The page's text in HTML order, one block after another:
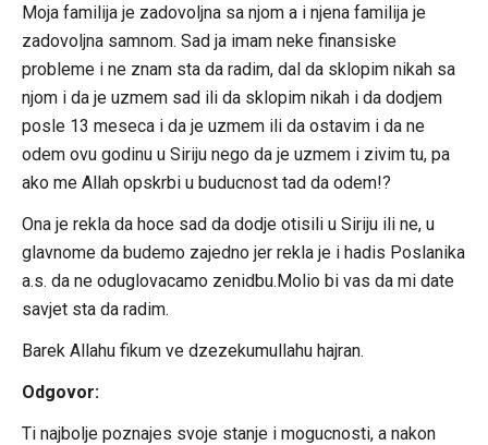
Moja familija je zadovoljna sa njom a i njena familija je
zadovoljna samnom. Sad ja imam neke finansiske
probleme i ne znam sta da radim, dal da sklopim nikah sa
njom i da je uzmem sad ili da sklopim nikah i da dodjem
posle 13 meseca i da je uzmem ili da ostavim i da ne
odem ovu godinu u Siriju nego da je uzmem i zivim tu, pa
ako me Allah opskrbi u buducnost tad da odem!?
Ona je rekla da hoce sad da dodje otisili u Siriju ili ne, u
glavnome da budemo zajedno jer rekla je i hadis Poslanika
a.s. da ne oduglovacamo zenidbu.Molio bi vas da mi date
savjet sta da radim.
Barek Allahu fikum ve dzezekumullahu hajran.
Odgovor:
Ti najbolje poznajes svoje stanje i mogucnosti, a nakon